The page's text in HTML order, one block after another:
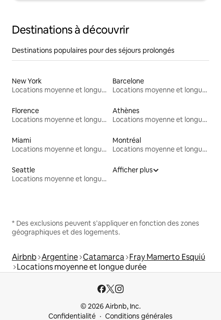
Destinations à découvrir
Destinations populaires pour des séjours prolongés
New York
Locations moyenne et longue durée
Barcelone
Locations moyenne et longue durée
Florence
Locations moyenne et longue durée
Athènes
Locations moyenne et longue durée
Miami
Locations moyenne et longue durée
Montréal
Locations moyenne et longue durée
Seattle
Locations moyenne et longue durée
Afficher plus
* Des exclusions peuvent s'appliquer en fonction des zones
géographiques et des logements.
Airbnb Argentine Catamarca Fray Mamerto Esquiú
Locations moyenne et longue durée
© 2026 Airbnb, Inc.
Confidentialité
Conditions générales